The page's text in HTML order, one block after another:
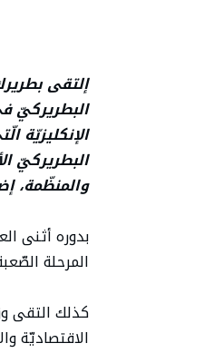
إلتقى
البطريركيّ
الإنكليزيّة
البطريركيّ
والمنظّمة،
بدوره أثنى
المرحلة
كذلك التقى
الاقتصاديّة